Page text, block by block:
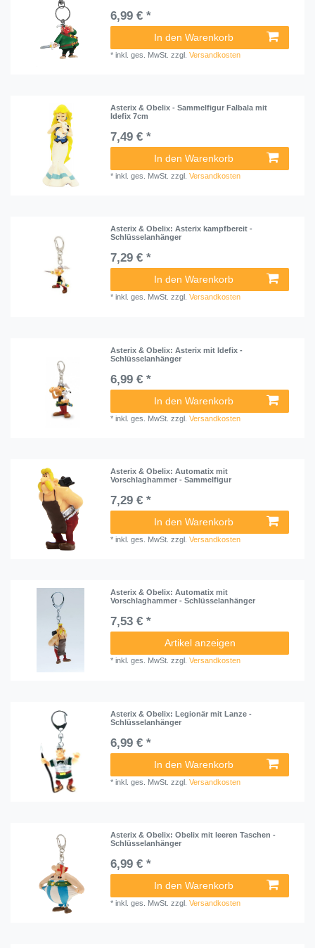
6,99 € *
In den Warenkorb
*inkl. ges. MwSt. zzgl.Versandkosten
Asterix & Obelix - Sammelfigur Falbala mit
Idefix 7cm
7,49 € *
In den Warenkorb
*inkl. ges. MwSt. zzgl.Versandkosten
Asterix & Obelix: Asterix kampfbereit -
Schlüsselanhänger
7,29 € *
In den Warenkorb
*inkl. ges. MwSt. zzgl.Versandkosten
Asterix & Obelix: Asterix mit Idefix -
Schlüsselanhänger
6,99 € *
In den Warenkorb
*inkl. ges. MwSt. zzgl.Versandkosten
Asterix & Obelix: Automatix mit
Vorschlaghammer - Sammelfigur
7,29 € *
In den Warenkorb
*inkl. ges. MwSt. zzgl.Versandkosten
Asterix & Obelix: Automatix mit
Vorschlaghammer - Schlüsselanhänger
7,53 € *
Artikel anzeigen
*inkl. ges. MwSt. zzgl.Versandkosten
Asterix & Obelix: Legionär mit Lanze -
Schlüsselanhänger
6,99 € *
In den Warenkorb
*inkl. ges. MwSt. zzgl.Versandkosten
Asterix & Obelix: Obelix mit leeren Taschen -
Schlüsselanhänger
6,99 € *
In den Warenkorb
*inkl. ges. MwSt. zzgl.Versandkosten